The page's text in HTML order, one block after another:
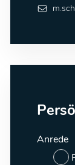
Anrede